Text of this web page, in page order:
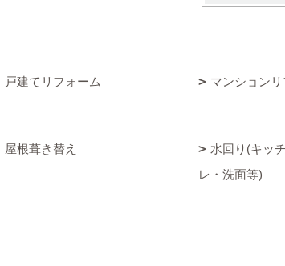
戸建てリフォーム マンション
屋根葺き替え
水回り(キッ
レ・洗面等)